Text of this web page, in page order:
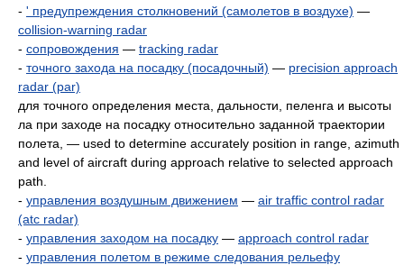
- ' предупреждения столкновений (самолетов в воздухе) —
collision-warning radar
- сопровождения — tracking radar
- точного захода на посадку (посадочный) — precision approach
radar (par)
для точного определения места, дальности, пеленга и высоты
ла при заходе на посадку относительно заданной траектории
полета, — used to determine accuratelу position in range, azimuth
and level of aircraft during approach relative to selected approach
path.
- управления воздушным движением — air traffic control radar
(atc radar)
- управления заходом на посадку — approach control radar
- управления полетом в режимe следования рельефу